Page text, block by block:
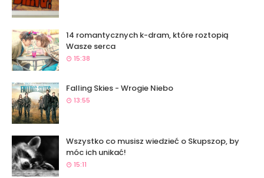
14 romantycznych k-dram, które roztopią
Wasze serca
15:38
Falling Skies - Wrogie Niebo
13:55
Wszystko co musisz wiedzieć o Skupszop, by
móc ich unikać!
15:11